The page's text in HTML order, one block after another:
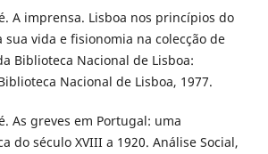
A imprensa. Lisboa nos princípios do
sua vida e fisionomia na colecção de
Biblioteca Nacional de Lisboa:
Nacional de Lisboa, 1977.
As greves em Portugal: uma
do século XVIII a 1920. Análise Social,